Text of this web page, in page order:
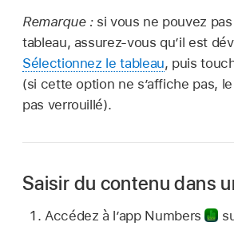
Remarque : si vous ne pouvez
tableau, assurez-vous qu’il est
Sélectionnez le tableau, puis
(si cette option ne s’affiche pas,
pas verrouillé).
Saisir du contenu dans
Accédez à l’app Numbers